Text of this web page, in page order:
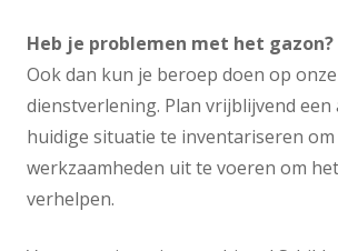
Heb je problemen met het gazon?
Ook dan kun je beroep doen op onze
dienstverlening. Plan vrijblijvend een
huidige situatie te inventariseren om
werkzaamheden uit te voeren om
verhelpen.